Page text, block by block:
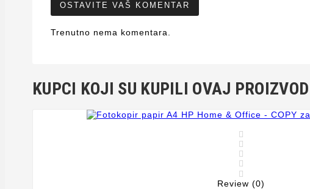
OSTAVITE VAŠ KOMENTAR
Trenutno nema komentara.
KUPCI KOJI SU KUPILI OVAJ





Review (0)